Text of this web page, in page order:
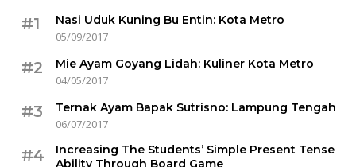
#1
Nasi Uduk Kuning Bu Entin: Kota Metro
05/09/2017
#2
Mie Ayam Goyang Lidah: Kuliner Kota Metro
04/05/2017
#3
Ternak Ayam Bapak Sutrisno: Lampung Tengah
06/07/2017
#4
Increasing The Students’ Simple Present Tense
Ability Through Board Game